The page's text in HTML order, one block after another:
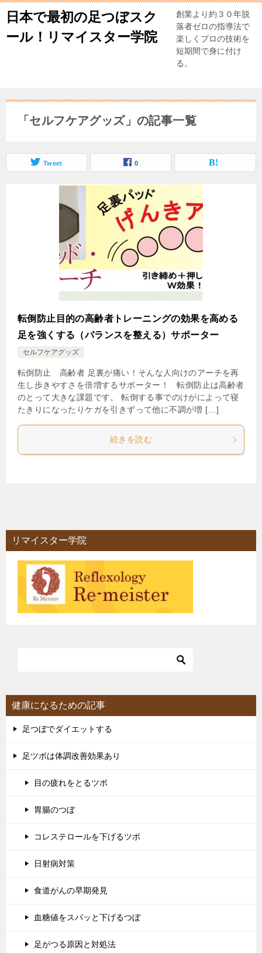
日本で最初の足つぼスク
ール！リマイスター学院
創業より約３０年脱
落者ゼロの指導法で
楽しくプロの技術を
短期間で身に付け
る。
「セルフケアグッズ」の記事一覧
Tweet 0
転倒防止目的の高齢者トレーニングの効果を高める
足を強くする（バランスを整える）サポーター
セルフケアグッズ
転倒防止 高齢者 足裏が痛い！そんな人向けのアーチを再
生し歩きやすさを倍増するサポーター！ 転倒防止は高齢者
のとって大きな課題です。 転倒する事でのけがによって寝
たきりになったりケガを引きずって他に不調が増 […]
続きを読む
リマイスター学院
健康になるための記事
足つぼでダイエットする
足ツボは体調改善効果あり
目の疲れをとるツボ
胃腸のつぼ
コレステロールを下げるツボ
日射病対策
食道がんの早期発見
血糖値をスパッと下げるつぼ
足がつる原因と対処法